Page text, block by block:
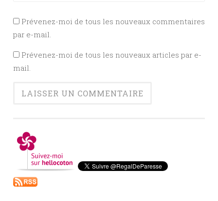
Prévenez-moi de tous les nouveaux commentaires
par e-mail.
Prévenez-moi de tous les nouveaux articles par e-
mail.